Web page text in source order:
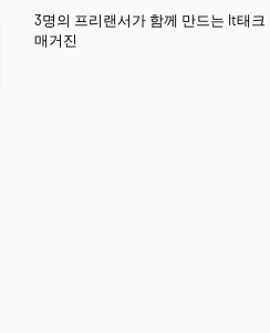
3명의 프리랜서가 함께 만드는 It태크
매거진